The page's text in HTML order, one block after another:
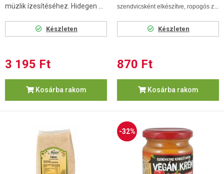
müzlik ízesítéséhez. Hidegen ...
Készleten
3 195 Ft
Kosárba rakom
szendvicsként elkészítve, ropogós z...
Készleten
870 Ft
Kosárba rakom
-32%